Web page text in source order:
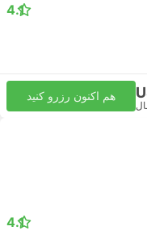
4.1
هم اکنون رزرو کنید
4.1